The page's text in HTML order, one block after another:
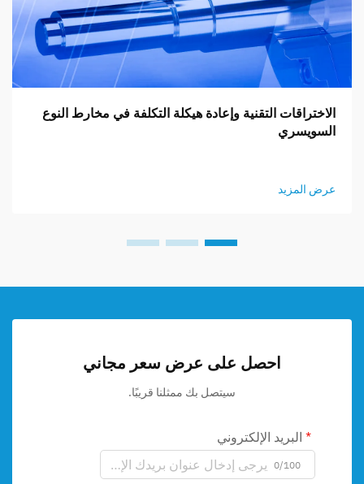
الاختراقات التقنية وإعادة هيكلة التكلفة في مخارط النوع
السويسري
عرض المزيد
احصل على عرض سعر مجاني
سيتصل بك ممثلنا قريبًا.
البريد الإلكتروني
0/100